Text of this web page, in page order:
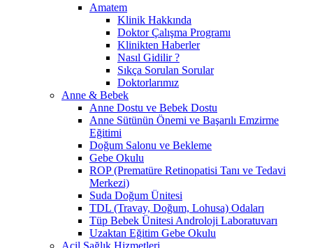
Amatem
Klinik Hakkında
Doktor Çalışma Programı
Klinikten Haberler
Nasıl Gidilir ?
Sıkça Sorulan Sorular
Doktorlarımız
Anne & Bebek
Anne Dostu ve Bebek Dostu
Anne Sütünün Önemi ve Başarılı Emzirme
Eğitimi
Doğum Salonu ve Bekleme
Gebe Okulu
ROP (Prematüre Retinopatisi Tanı ve Tedavi
Merkezi)
Suda Doğum Ünitesi
TDL (Travay, Doğum, Lohusa) Odaları
Tüp Bebek Ünitesi Androloji Laboratuvarı
Uzaktan Eğitim Gebe Okulu
Acil Sağlık Hizmetleri